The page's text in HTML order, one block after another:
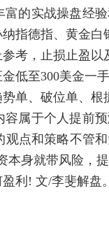
战操盘经验和
指德指、黄金白
止损止盈以及
300美金一手
破位单、根据
个人提前预测
点和策略不管
身就带风险，
利! 文/李斐解盘。